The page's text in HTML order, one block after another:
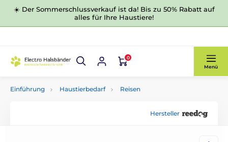
☀️ Der Sommerschlussverkauf ist da! Bis zu 50% Rabatt auf
alles für Ihre Haustiere!
0
Menü
Einführung Haustierbedarf Reisen
Hersteller